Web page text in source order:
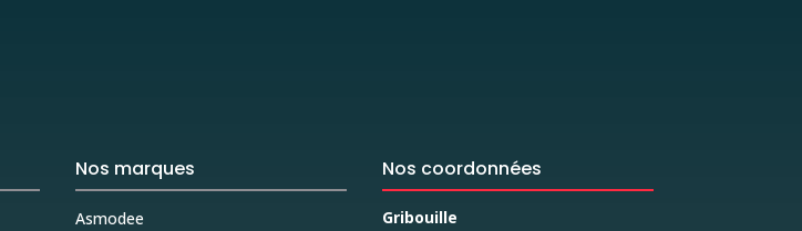
Nos marques
Asmodee
Nos coordonnées
Gribouille